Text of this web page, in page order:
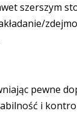
szerszym
pewne
i